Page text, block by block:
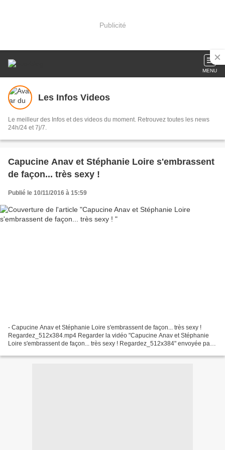
Publicité
MENU
Les Infos Videos
Le meilleur des Infos et des videos du moment. Retrouvez toutes les news
24h/24 et 7j/7.
Capucine Anav et Stéphanie Loire s'embrassent
de façon... très sexy !
Publié le 10/11/2016 à 15:59
- Capucine Anav et Stéphanie Loire s'embrassent de façon... très sexy !
Regardez_512x384.mp4 Regarder la vidéo "Capucine Anav et Stéphanie
Loire s'embrassent de façon... très sexy ! Regardez_512x384" envoyée par